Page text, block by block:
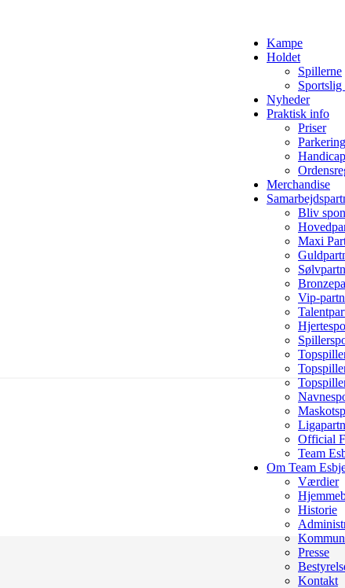
Kampe
Holdet
Spillerne
Sportslig
Nyheder
Praktisk info
Priser
Merchandise
Bliv
Maxi
Vip-
Official
Team
Om Team
Værdier
Historie
Presse
Kontakt